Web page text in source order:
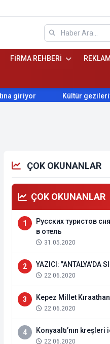
FİRMA REHBERİ REKLAM
Kültür gezileriyle İzmir’i
ÇOK OKUNANLAR
ÇOK OKUNANLAR
1
Русских туристов
в отель
31.05.2020
2 YAZICI: "ANTALYA'DA
22.06.2020
3 Kepez Millet
22.06.2020
4 Konyaaltı’nın kreşleri
22.06.2020